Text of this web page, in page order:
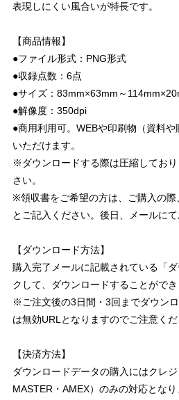
表現しにくい風合いが特長です。
【商品情報】
●ファイル形式：PNG形式
●収録点数：6点
●サイズ：83mm×63mm～
●解像度：350dpi
●商用利用可。WEBや印刷物（資料
いただけます。
※ダウンロードする際は圧縮してお
さい。
※領収書をご希望の方は、ご購入の際
とご記入ください。後日、メールにて
【ダウンロード方法】
購入完了メールに記載されている「
クして、ダウンロードすることができ
※ご注文後の3日間・3回までダウン
は無効URLとなりますのでご注意くだ
【決済方法】
ダウンロードデータの購入にはクレ
MASTER・AMEX）のみの対応となり